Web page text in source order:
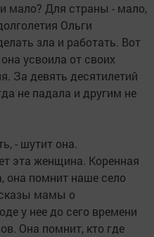
мало? Для страны - мало,
Ольги
зла и работать. Вот
усвоила от своих
За девять десятилетий
не падала и другим не
- шутит она.
эта женщина. Коренная
она помнит наше село
мамы о
у нее до сего времени
Она помнит, кто где